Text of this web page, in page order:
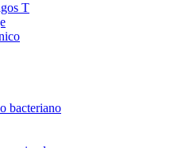
T
bacteriano